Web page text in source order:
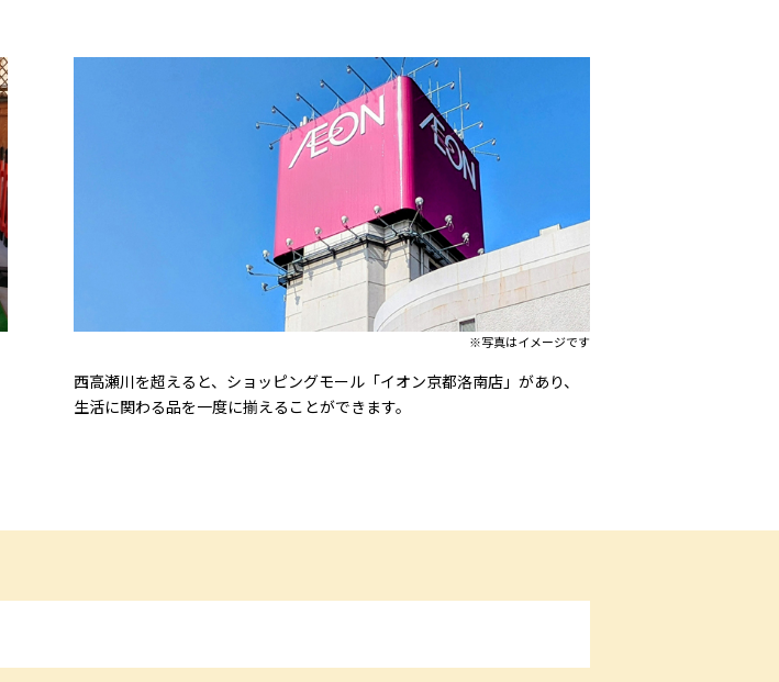
※写真はイメージです
西高瀬川を超えると、ショッピングモール「イオン京都洛南店」があり、
生活に関わる品を一度に揃えることができます。